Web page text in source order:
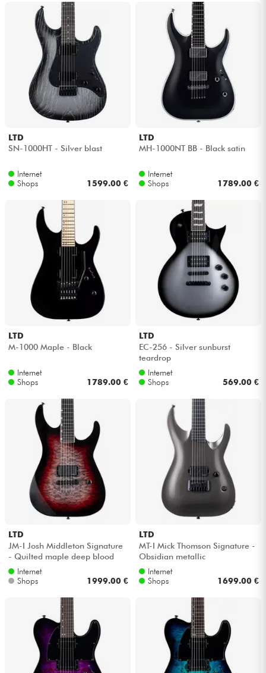
LTD
SN-1000HT - Silver blast
Internet
Shops
1599.00 €
LTD
MH-1000NT BB - Black satin
Internet
Shops
1789.00 €
LTD
M-1000 Maple - Black
Internet
Shops
1789.00 €
LTD
EC-256 - Silver sunburst
teardrop
Internet
Shops
569.00 €
LTD
JM-I Josh Middleton Signature
- Quilted maple deep blood
moonInternet
Shops
1999.00 €
LTD
MT-I Mick Thomson Signature -
Obsidian metallic
Internet
Shops
1699.00 €